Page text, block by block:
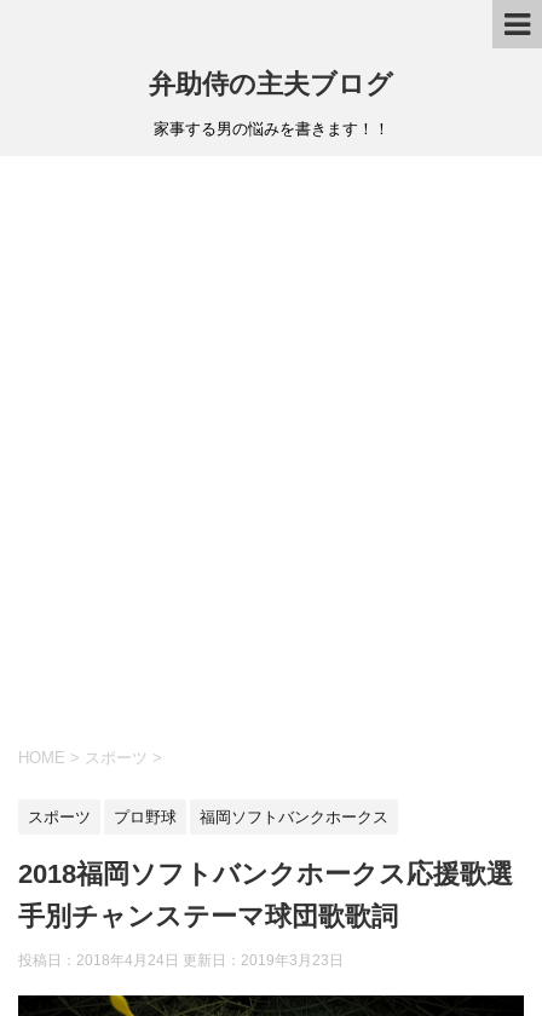
弁助侍の主夫ブログ
家事する男の悩みを書きます！！
HOME > スポーツ >
スポーツ プロ野球 福岡ソフトバンクホークス
2018福岡ソフトバンクホークス応援歌選
手別チャンステーマ球団歌歌詞
投稿日：2018年4月24日 更新日： 2019年3月23日